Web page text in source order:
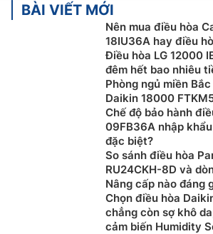
BÀI VIẾT MỚI
Nên mua điều hòa
18IU36A hay điều
Điều hòa LG 12000
đêm hết bao nhiêu
Phòng ngủ miền
Daikin 18000
Chế độ bảo hành
09FB36A nhập
đặc biệt?
So sánh điều hòa
RU24CKH-8D và
Nâng cấp nào đáng
Chọn điều hòa
chẳng còn sợ khô
cảm biến Humidity